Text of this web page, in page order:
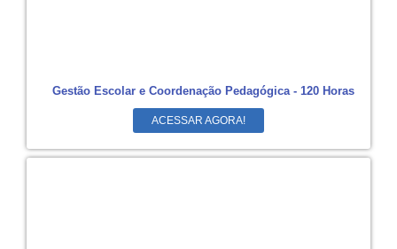
Gestão Escolar e Coordenação Pedagógica - 120 Horas
ACESSAR AGORA!